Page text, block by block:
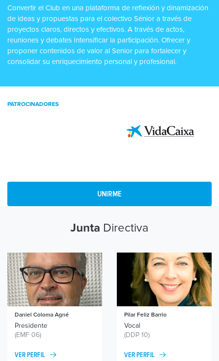
Convertir el Club en una plataforma de reflexión y dinamización
de ideas y propuestas para el colectivo Sénior a través de
proyectos claros, directos y efectivos. A través de actos,
reuniones y debates Intensificar la participación. Ofrecer y
proponer contenidos de valor al Senior para fortalecer y
consolidar su enriquecimiento personal y profesional.
PATROCINADORES
UNIRME
Junta Directiva
Daniel Coloma Agné
Presidente
(EMF 06)
VER PERFIL
Pilar Feliz Barrio
Vocal
(DDP 10)
VER PERFIL